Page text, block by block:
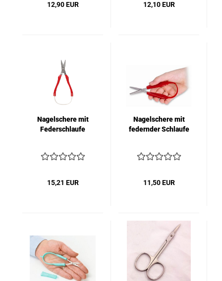
12,90 EUR 12,10 EUR
Nagelschere mit
Federschlaufe
15,21 EUR
Nagelschere mit
federnder Schlaufe
11,50 EUR